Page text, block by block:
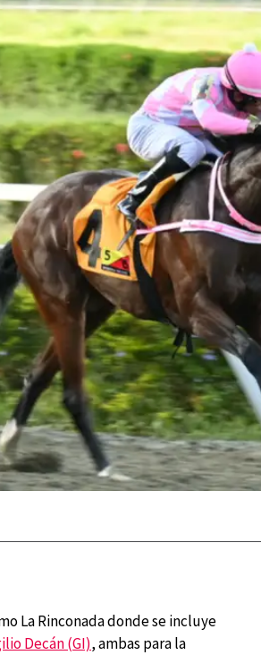
La Rinconada donde se incluye
Decán (GI), ambas para la